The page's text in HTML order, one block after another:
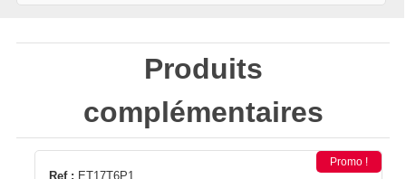
Produits
complémentaires
Ref : ET17T6P1
Promo !